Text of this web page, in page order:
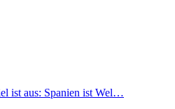
ist aus: Spanien ist Wel…